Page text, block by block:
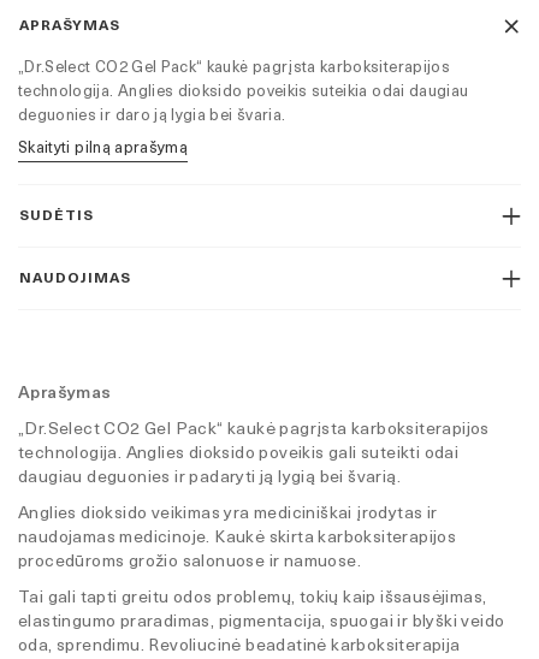
APRAŠYMAS
„Dr.Select CO2 Gel Pack“ kaukė pagrįsta karboksiterapijos
technologija. Anglies dioksido poveikis suteikia odai daugiau
deguonies ir daro ją lygia bei švaria.
Skaityti pilną aprašymą
SUDĖTIS
NAUDOJIMAS
Aprašymas
„Dr.Select CO2 Gel Pack“ kaukė pagrįsta karboksiterapijos
technologija. Anglies dioksido poveikis gali suteikti odai
daugiau deguonies ir padaryti ją lygią bei švarią.
Anglies dioksido veikimas yra mediciniškai įrodytas ir
naudojamas medicinoje. Kaukė skirta karboksiterapijos
procedūroms grožio salonuose ir namuose.
Tai gali tapti greitu odos problemų, tokių kaip išsausėjimas,
elastingumo praradimas, pigmentacija, spuogai ir blyški veido
oda, sprendimu. Revoliucinė beadatinė karboksiterapija